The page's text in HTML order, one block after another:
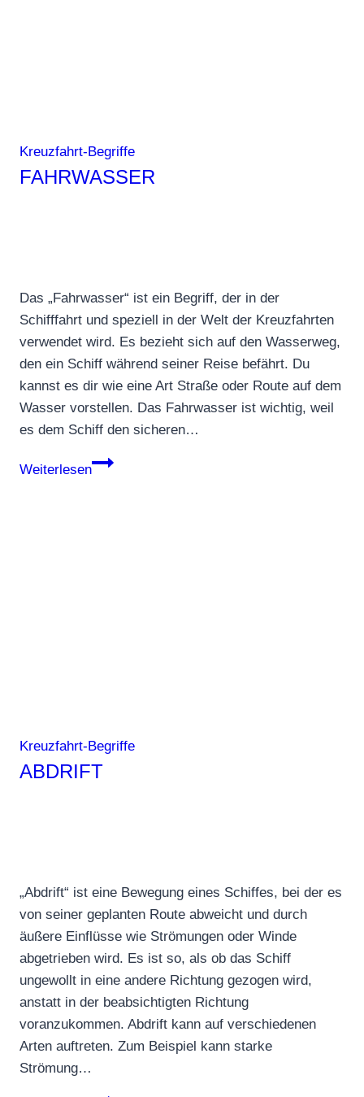
Kreuzfahrt-Begriffe
FAHRWASSER
Das „Fahrwasser“ ist ein Begriff, der in der
Schifffahrt und speziell in der Welt der Kreuzfahrten
verwendet wird. Es bezieht sich auf den Wasserweg,
den ein Schiff während seiner Reise befährt. Du
kannst es dir wie eine Art Straße oder Route auf dem
Wasser vorstellen. Das Fahrwasser ist wichtig, weil
es dem Schiff den sicheren…
Weiterlesen
Fahrwasser
Kreuzfahrt-Begriffe
ABDRIFT
„Abdrift“ ist eine Bewegung eines Schiffes, bei der es
von seiner geplanten Route abweicht und durch
äußere Einflüsse wie Strömungen oder Winde
abgetrieben wird. Es ist so, als ob das Schiff
ungewollt in eine andere Richtung gezogen wird,
anstatt in der beabsichtigten Richtung
voranzukommen. Abdrift kann auf verschiedenen
Arten auftreten. Zum Beispiel kann starke
Strömung…